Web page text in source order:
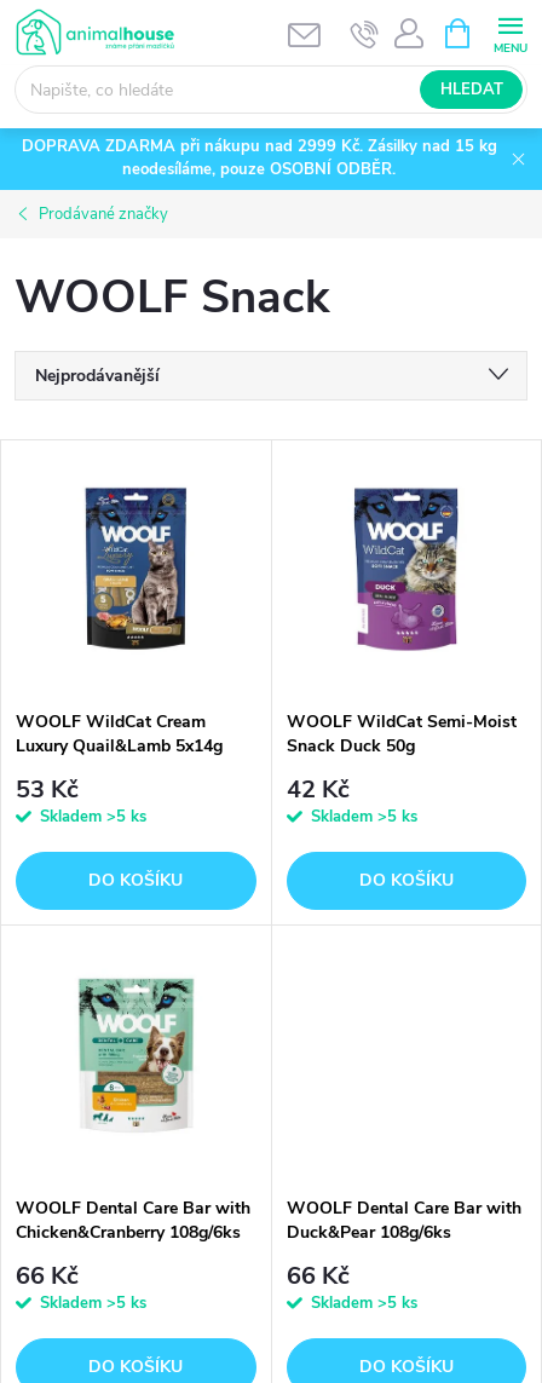
Přejít
na
obsah
HLEDAT
NÁKUPNÍ
KOŠÍK
DOPRAVA ZDARMA při nákupu nad 2999 Kč. Zásilky nad 15 kg
neodesíláme, pouze OSOBNÍ ODBĚR.
Prodávané značky
WOOLF Snack
Ř
a
p
r
o
d
Nejprodávanější
Abecedně
s
p
r
o
ů
WOOLF WildCat Cream
Luxury Quail&Lamb 5x14g
53 Kč
Skladem >5 ks
DO KOŠÍKU
WOOLF WildCat Semi-Moist
Snack Duck 50g
42 Kč
Skladem >5 ks
DO KOŠÍKU
WOOLF Dental Care Bar with
Chicken&Cranberry 108g/6ks
66 Kč
Skladem >5 ks
DO KOŠÍKU
WOOLF Dental Care Bar with
Duck&Pear 108g/6ks
66 Kč
Skladem >5 ks
DO KOŠÍKU